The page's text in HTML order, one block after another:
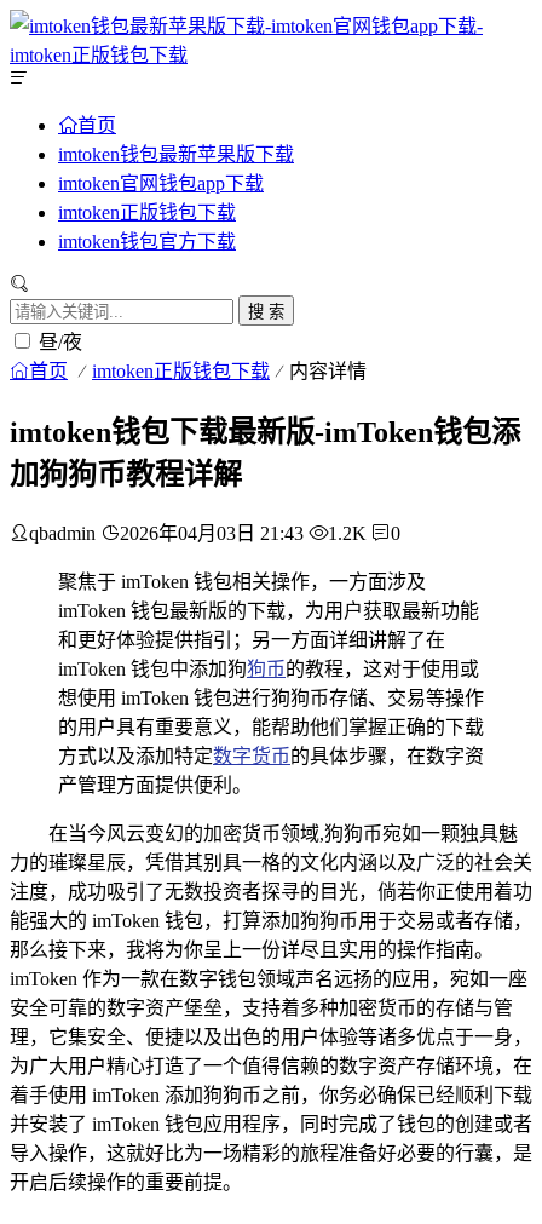
首页
imtoken钱包最新苹果版下载
imtoken官网钱包app下载
imtoken正版钱包下载
imtoken钱包官方下载
搜 索
昼/夜
首页 imtoken正版钱包下载 内容详情
imtoken钱包下载最新版-imToken钱包添
加狗狗币教程详解
qbadmin 2026年04月03日 21:43 1.2K 0
聚焦于 imToken 钱包相关操作，一方面涉及
imToken 钱包最新版的下载，为用户获取最新功能
和更好体验提供指引；另一方面详细讲解了在
imToken 钱包中添加狗狗币的教程，这对于使用或
想使用 imToken 钱包进行狗狗币存储、交易等操作
的用户具有重要意义，能帮助他们掌握正确的下载
方式以及添加特定数字货币的具体步骤，在数字资
产管理方面提供便利。
在当今风云变幻的加密货币领域,狗狗币宛如一颗独具魅
力的璀璨星辰，凭借其别具一格的文化内涵以及广泛的社会关
注度，成功吸引了无数投资者探寻的目光，倘若你正使用着功
能强大的 imToken 钱包，打算添加狗狗币用于交易或者存储，
那么接下来，我将为你呈上一份详尽且实用的操作指南。
imToken 作为一款在数字钱包领域声名远扬的应用，宛如一座
安全可靠的数字资产堡垒，支持着多种加密货币的存储与管
理，它集安全、便捷以及出色的用户体验等诸多优点于一身，
为广大用户精心打造了一个值得信赖的数字资产存储环境，在
着手使用 imToken 添加狗狗币之前，你务必确保已经顺利下载
并安装了 imToken 钱包应用程序，同时完成了钱包的创建或者
导入操作，这就好比为一场精彩的旅程准备好必要的行囊，是
开启后续操作的重要前提。